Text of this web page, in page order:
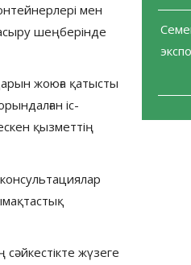
мен
шеңберінде
жоюға қатысты
іс-
қызметтің
жүзеге